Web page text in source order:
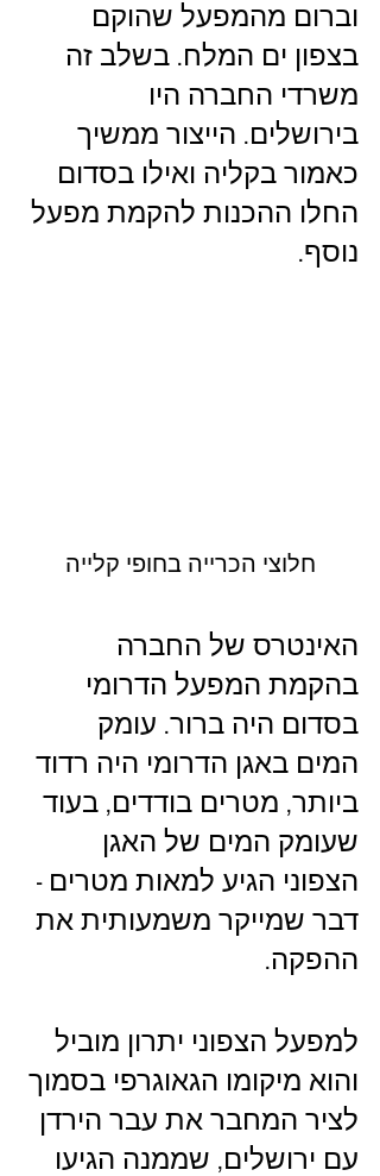
וברום מהמפעל שהוקם
בצפון ים המלח. בשלב זה
משרדי החברה היו
בירושלים. הייצור ממשיך
כאמור בקליה ואילו בסדום
החלו ההכנות להקמת מפעל
נוסף.
חלוצי הכרייה בחופי קלייה
האינטרס של החברה
בהקמת המפעל הדרומי
בסדום היה ברור. עומק
המים באגן הדרומי היה רדוד
ביותר, מטרים בודדים, בעוד
שעומק המים של האגן
הצפוני הגיע למאות מטרים -
דבר שמייקר משמעותית את
ההפקה.
למפעל הצפוני יתרון מוביל
והוא מיקומו הגאוגרפי בסמוך
לציר המחבר את עבר הירדן
עם ירושלים, שממנה הגיעו